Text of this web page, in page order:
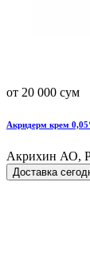
от 20 000 сум
Акридерм крем
Акрихин АО,
Доставка